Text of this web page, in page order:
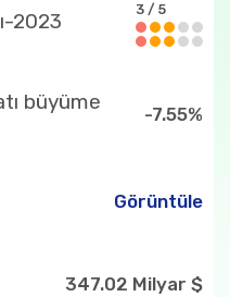
20.36 Milyar $
14.64 Milyar $
39.78 Milyar $
2023 3 / 5
büyüme
-7.55%
Görüntüle
347.02 Milyar $